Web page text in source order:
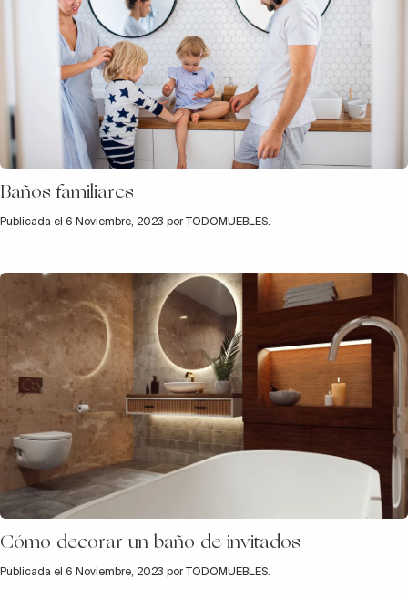
Baños familiares
Publicada el 6 Noviembre, 2023 por TODOMUEBLES.
Cómo decorar un baño de invitados
Publicada el 6 Noviembre, 2023 por TODOMUEBLES.